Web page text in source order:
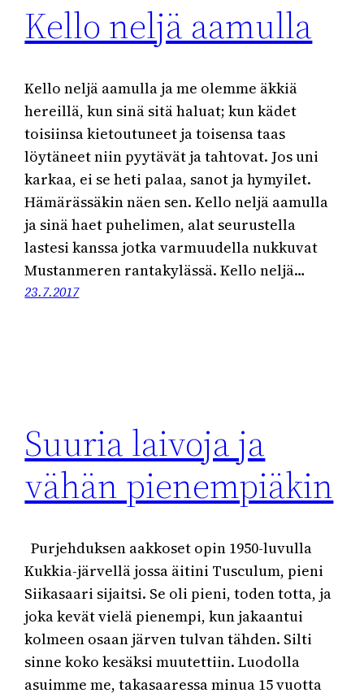
Kello neljä aamulla
Kello neljä aamulla ja me olemme äkkiä
hereillä, kun sinä sitä haluat; kun kädet
toisiinsa kietoutuneet ja toisensa taas
löytäneet niin pyytävät ja tahtovat. Jos uni
karkaa, ei se heti palaa, sanot ja hymyilet.
Hämärässäkin näen sen. Kello neljä aamulla
ja sinä haet puhelimen, alat seurustella
lastesi kanssa jotka varmuudella nukkuvat
Mustanmeren rantakylässä. Kello neljä…
23.7.2017
Suuria laivoja ja
vähän pienempiäkin
Purjehduksen aakkoset opin 1950-luvulla
Kukkia-järvellä jossa äitini Tusculum, pieni
Siikasaari sijaitsi. Se oli pieni, toden totta, ja
joka kevät vielä pienempi, kun jakaantui
kolmeen osaan järven tulvan tähden. Silti
sinne koko kesäksi muutettiin. Luodolla
asuimme me, takasaaressa minua 15 vuotta